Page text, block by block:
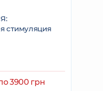
стимуляция
3900 грн